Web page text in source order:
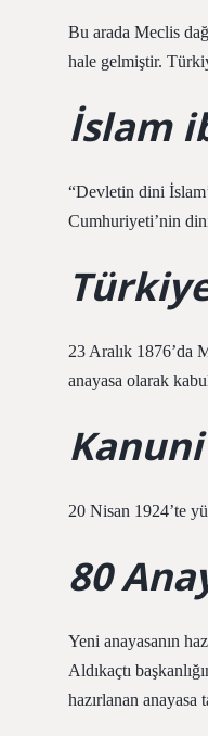
Bu arada Meclis
hale gelmiştir.
İslam
“Devletin dini
Cumhuriyeti’nin
23 Aralık 1876’da
anayasa olarak
20 Nisan 1924’te
80
Yeni anayasanın
Aldıkaçtı
hazırlanan anayasa